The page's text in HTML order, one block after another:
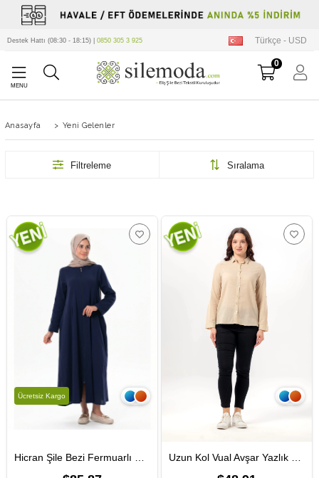
Destek Hattı (08:30 - 18:15) | 0850 305 3 925 Türkçe - USD
0
Anasayfa > Yeni Gelenler
Filtreleme Sıralama
Ücretsiz Kargo